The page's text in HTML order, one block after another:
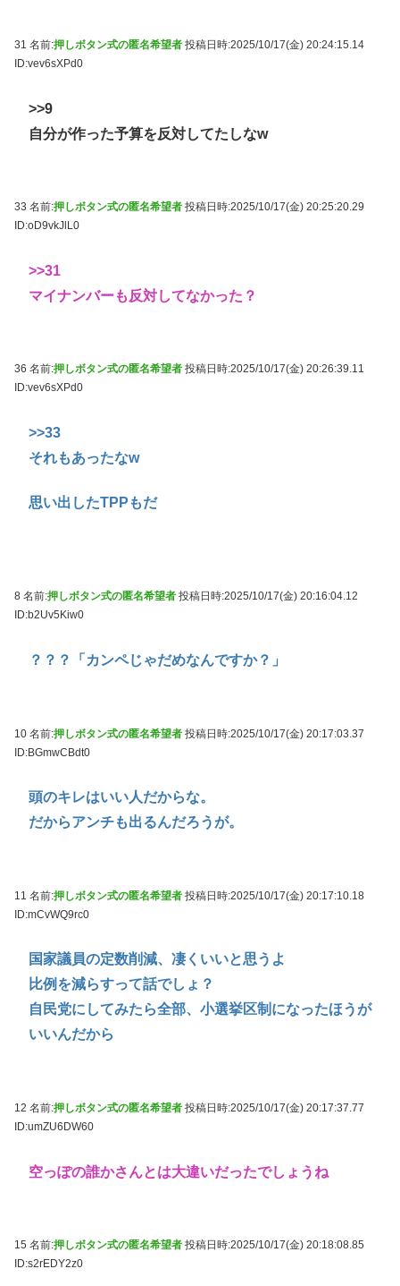
31 名前:押しボタン式の匿名希望者 投稿日時:2025/10/17(金) 20:24:15.14
ID:vev6sXPd0
>>9
自分が作った予算を反対してたしなw
33 名前:押しボタン式の匿名希望者 投稿日時:2025/10/17(金) 20:25:20.29
ID:oD9vkJlL0
>>31
マイナンバーも反対してなかった？
36 名前:押しボタン式の匿名希望者 投稿日時:2025/10/17(金) 20:26:39.11
ID:vev6sXPd0
>>33
それもあったなw
思い出したTPPもだ
8 名前:押しボタン式の匿名希望者 投稿日時:2025/10/17(金) 20:16:04.12
ID:b2Uv5Kiw0
？？？「カンペじゃだめなんですか？」
10 名前:押しボタン式の匿名希望者 投稿日時:2025/10/17(金) 20:17:03.37
ID:BGmwCBdt0
頭のキレはいい人だからな。
だからアンチも出るんだろうが。
11 名前:押しボタン式の匿名希望者 投稿日時:2025/10/17(金) 20:17:10.18
ID:mCvWQ9rc0
国家議員の定数削減、凄くいいと思うよ
比例を減らすって話でしょ？
自民党にしてみたら全部、小選挙区制になったほうが
いいんだから
12 名前:押しボタン式の匿名希望者 投稿日時:2025/10/17(金) 20:17:37.77
ID:umZU6DW60
空っぽの誰かさんとは大違いだったでしょうね
15 名前:押しボタン式の匿名希望者 投稿日時:2025/10/17(金) 20:18:08.85
ID:s2rEDY2z0